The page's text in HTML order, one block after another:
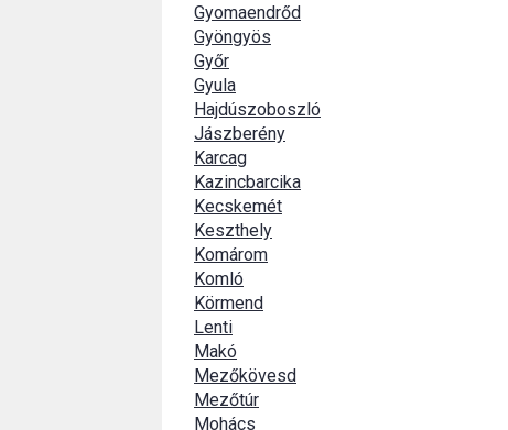
Gyomaendrőd
Gyöngyös
Győr
Gyula
Hajdúszoboszló
Jászberény
Karcag
Kazincbarcika
Kecskemét
Keszthely
Komárom
Komló
Körmend
Lenti
Makó
Mezőkövesd
Mezőtúr
Mohács